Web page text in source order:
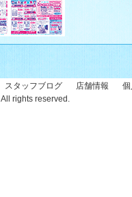
スタッフブログ 店舗情報
All rights reserved.